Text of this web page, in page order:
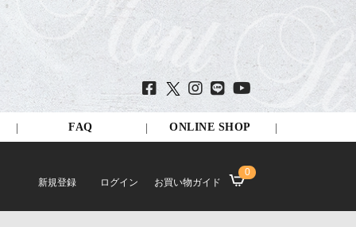
FAQ ONLINE SHOP
新規登録 ログイン お買い物ガイド
0